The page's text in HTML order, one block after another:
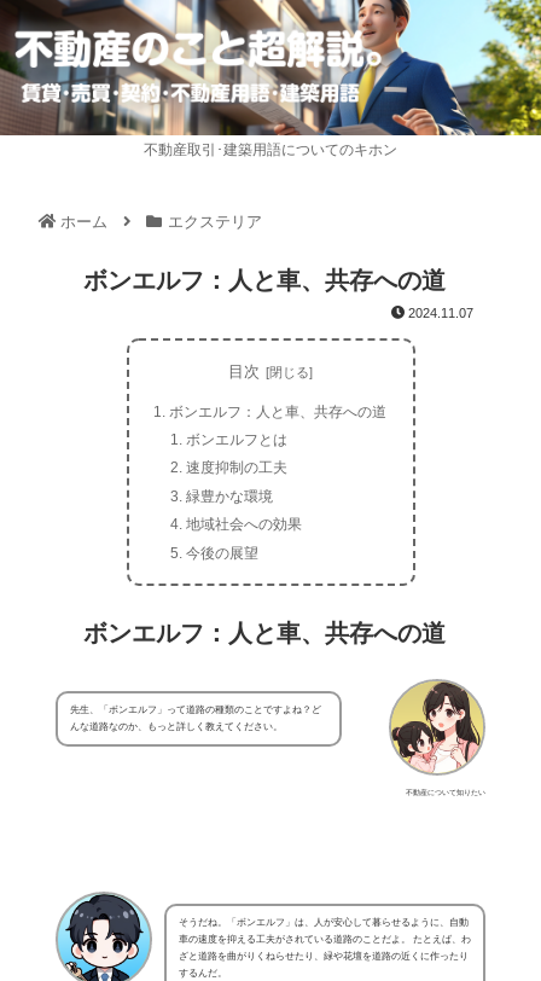
不動産取引･建築用語についてのキホン
ホーム エクステリア
ボンエルフ：人と車、共存への道
2024.11.07
目次
ボンエルフ：人と車、共存への道
ボンエルフとは
速度抑制の工夫
緑豊かな環境
地域社会への効果
今後の展望
ボンエルフ：人と車、共存への道
不動産について知りたい
先生、「ボンエルフ」って道路の種類のことですよね？ど
んな道路なのか、もっと詳しく教えてください。
そうだね。「ボンエルフ」は、人が安心して暮らせるように、自動
車の速度を抑える工夫がされている道路のことだよ。 たとえば、わ
ざと道路を曲がりくねらせたり、緑や花壇を道路の近くに作ったり
するんだ。